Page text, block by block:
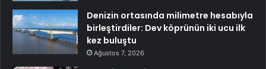
Denizin ortasında milimetre hesabıyla
birleştirdiler: Dev köprünün iki ucu ilk
kez buluştu
Ağustos 7, 2026